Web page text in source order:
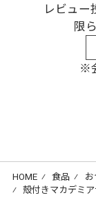
レビュー
限
※
HOME ⁄ 食品 ⁄
⁄ 殻付きマカデミ